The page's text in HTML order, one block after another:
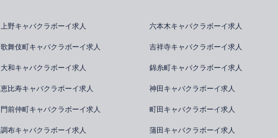
上野キャバクラボーイ求人 六本木キャバクラボーイ求人
歌舞伎町キャバクラボーイ求人 吉祥寺キャバクラボーイ求人
大和キャバクラボーイ求人 錦糸町キャバクラボーイ求人
恵比寿キャバクラボーイ求人 神田キャバクラボーイ求人
門前仲町キャバクラボーイ求人 町田キャバクラボーイ求人
調布キャバクラボーイ求人 蒲田キャバクラボーイ求人